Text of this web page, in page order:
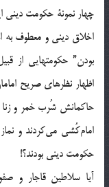
چهار نمونة‌ حکومت‌ دینی‌
اخلاق‌ دینی‌ و معطوف‌ به‌
بودن” حکومتهایی‌ از
اظهار نظرهای‌ صریح‌
حاکمانش‌ شُرب‌ خمر و
امام‌کُشی‌ می‌کردند و
حکومت‌ دینی‌ بودند؟!
آیا سلاطین‌ قاجار